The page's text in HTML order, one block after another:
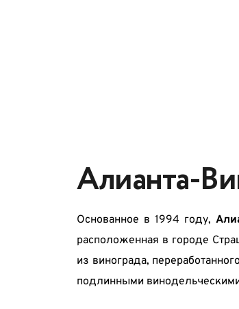
Алианта-
Основанное в 1994 году,
расположенная в городе
из винограда,
подлинными